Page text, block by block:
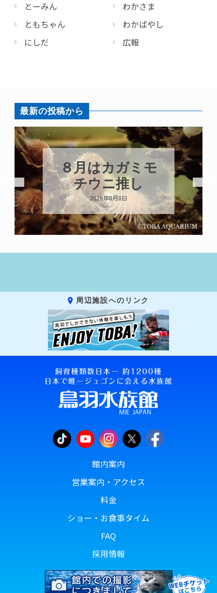
とーみん
ともちゃん
にしだ
わかさま
わかばやし
広報
最新の投稿から
８月はカガミモ
チウニ推し
2026年8月8日
周辺施設へのリンク
館内案内
営業案内・アクセス
料金
ショー・お食事タイム
FAQ
採用情報